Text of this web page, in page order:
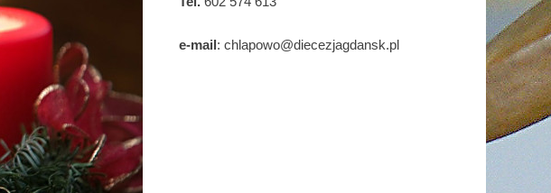
e-mail: chlapowo@diecezjagdansk.pl